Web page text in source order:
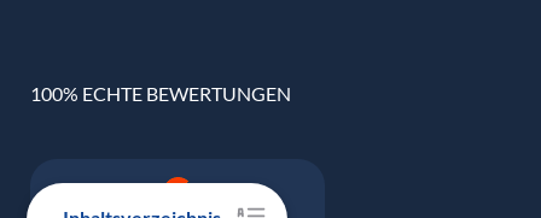
100% ECHTE BEWERTUNGEN